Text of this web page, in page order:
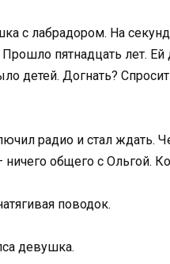
с лабрадором. На
пятнадцать лет.
детей. Догнать?
радио и стал ждать.
общего с Ольгой.
поводок.
девушка.